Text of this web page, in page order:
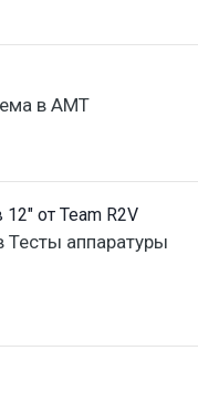
в АМТ
от Team R2V
Тесты аппаратуры